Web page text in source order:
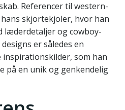
Referencer til western-
skjortekjoler, hvor han
læderdetaljer og cowboy-
er således en
som han
på en unik og genkendelig